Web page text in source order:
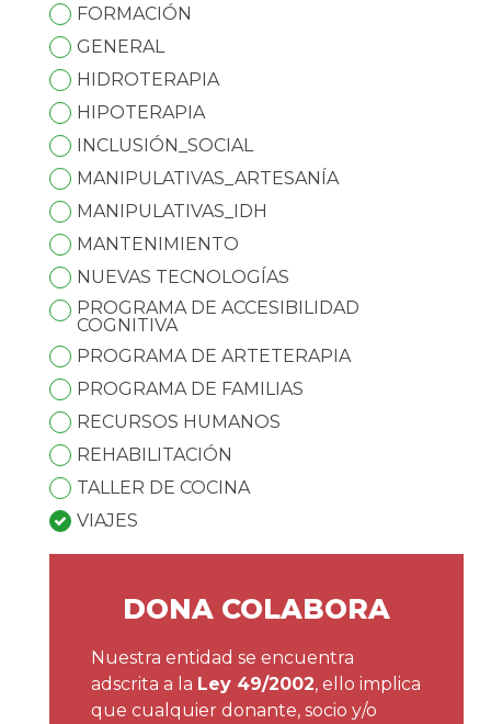
FORMACIÓN
GENERAL
HIDROTERAPIA
HIPOTERAPIA
INCLUSIÓN_SOCIAL
MANIPULATIVAS_ARTESANÍA
MANIPULATIVAS_IDH
MANTENIMIENTO
NUEVAS TECNOLOGÍAS
PROGRAMA DE ACCESIBILIDAD
COGNITIVA
PROGRAMA DE ARTETERAPIA
PROGRAMA DE FAMILIAS
RECURSOS HUMANOS
REHABILITACIÓN
TALLER DE COCINA
VIAJES
DONA COLABORA
Nuestra entidad se encuentra
adscrita a la Ley 49/2002, ello implica
que cualquier donante, socio y/o